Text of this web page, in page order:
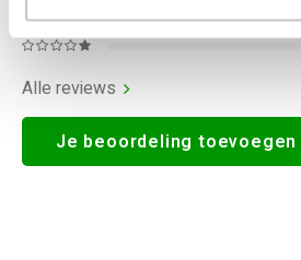
Alle reviews
Je beoordeling toevoegen